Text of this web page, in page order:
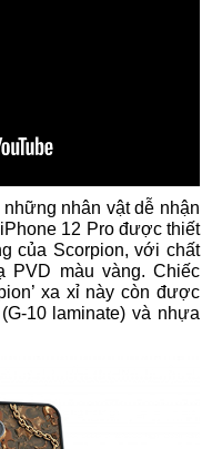
nhân vật dễ nhận
12 Pro được thiết
của Scorpion, với chất
PVD màu vàng. Chiếc
xa xỉ này còn được
10 laminate) và nhựa